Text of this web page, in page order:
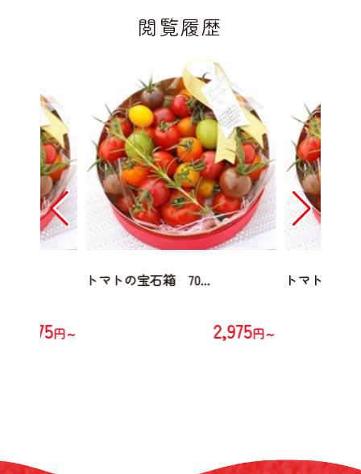
閲覧履歴
2,975円～
トマトの宝石箱 70...
2,975円～
トマトの宝